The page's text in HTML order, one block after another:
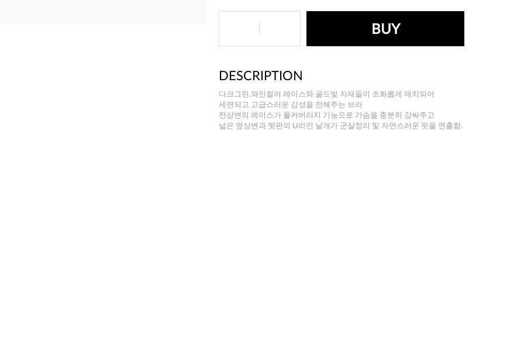
BUY
DESCRIPTION
다크그린,와인컬러 레이스와 골드빛 자재들이 조화롭게 매치되어
세련되고 고급스러운 감성을 전해주는 브라
전상변의 레이스가 풀커버리지 기능으로 가슴을 충분히 감싸주고
넓은 옆상변과 뒷판의 U라인 날개가 군살정리 및 자연스러운 핏을 연출함.